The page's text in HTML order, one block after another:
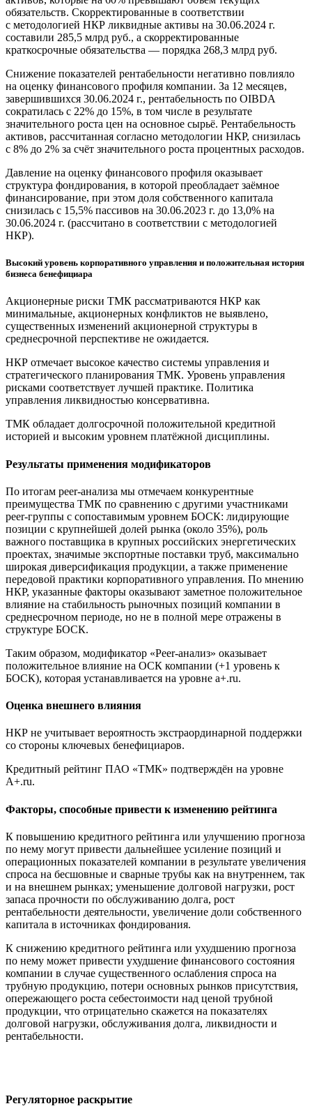
обязательств. Скорректированные в соответствии
с методологией НКР ликвидные активы на 30.06.2024 г.
составили 285,5 млрд руб., а скорректированные
краткосрочные обязательства — порядка 268,3 млрд руб.
Снижение показателей рентабельности негативно повлияло
на оценку финансового профиля компании. За 12 месяцев,
завершившихся 30.06.2024 г., рентабельность по OIBDA
сократилась с 22% до 15%, в том числе в результате
значительного роста цен на основное сырьё. Рентабельность
активов, рассчитанная согласно методологии НКР, снизилась
с 8% до 2% за счёт значительного роста процентных расходов.
Давление на оценку финансового профиля оказывает
структура фондирования, в которой преобладает заёмное
финансирование, при этом доля собственного капитала
снизилась с 15,5% пассивов на 30.06.2023 г. до 13,0% на
30.06.2024 г. (рассчитано в соответствии с методологией
НКР).
Высокий уровень корпоративного управления и положительная история
бизнеса бенефициара
Акционерные риски ТМК рассматриваются НКР как
минимальные, акционерных конфликтов не выявлено,
существенных изменений акционерной структуры в
среднесрочной перспективе не ожидается.
НКР отмечает высокое качество системы управления и
стратегического планирования ТМК. Уровень управления
рисками соответствует лучшей практике. Политика
управления ликвидностью консервативна.
ТМК обладает долгосрочной положительной кредитной
историей и высоким уровнем платёжной дисциплины.
Результаты применения модификаторов
По итогам peer-анализа мы отмечаем конкурентные
преимущества ТМК по сравнению с другими участниками
peer-группы с сопоставимым уровнем БОСК: лидирующие
позиции с крупнейшей долей рынка (около 35%), роль
важного поставщика в крупных российских энергетических
проектах, значимые экспортные поставки труб, максимально
широкая диверсификация продукции, а также применение
передовой практики корпоративного управления. По мнению
НКР, указанные факторы оказывают заметное положительное
влияние на стабильность рыночных позиций компании в
среднесрочном периоде, но не в полной мере отражены в
структуре БОСК.
Таким образом, модификатор «Peer-анализ» оказывает
положительное влияние на ОСК компании (+1 уровень к
БОСК), которая устанавливается на уровне a+.ru.
Оценка внешнего влияния
НКР не учитывает вероятность экстраординарной поддержки
со стороны ключевых бенефициаров.
Кредитный рейтинг ПАО «ТМК» подтверждён на уровне
A+.ru.
Факторы, способные привести к изменению рейтинга
К повышению кредитного рейтинга или улучшению прогноза
по нему могут привести дальнейшее усиление позиций и
операционных показателей компании в результате увеличения
спроса на бесшовные и сварные трубы как на внутреннем, так
и на внешнем рынках; уменьшение долговой нагрузки, рост
запаса прочности по обслуживанию долга, рост
рентабельности деятельности, увеличение доли собственного
капитала в источниках фондирования.
К снижению кредитного рейтинга или ухудшению прогноза
по нему может привести ухудшение финансового состояния
компании в случае существенного ослабления спроса на
трубную продукцию, потери основных рынков присутствия,
опережающего роста себестоимости над ценой трубной
продукции, что отрицательно скажется на показателях
долговой нагрузки, обслуживания долга, ликвидности и
рентабельности.
Регуляторное раскрытие